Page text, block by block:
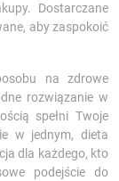
Dostarczane
aby zaspokoić
na zdrowe
rozwiązanie w
spełni Twoje
w jednym, dieta
dla każdego, kto
podejście do